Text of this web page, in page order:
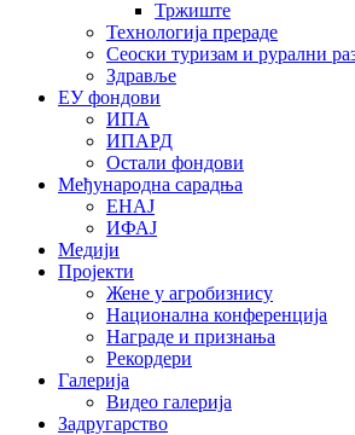
Тржиште
Технологија прераде
Сеоски туризам и рурални
Здравље
ЕУ фондови
ИПА
ИПАРД
Остали фондови
Међународна сарадња
ЕНАЈ
ИФАЈ
Медији
Пројекти
Жене у агробизнису
Национална конференција
Награде и признања
Рекордери
Галерија
Видео галерија
Задругарство